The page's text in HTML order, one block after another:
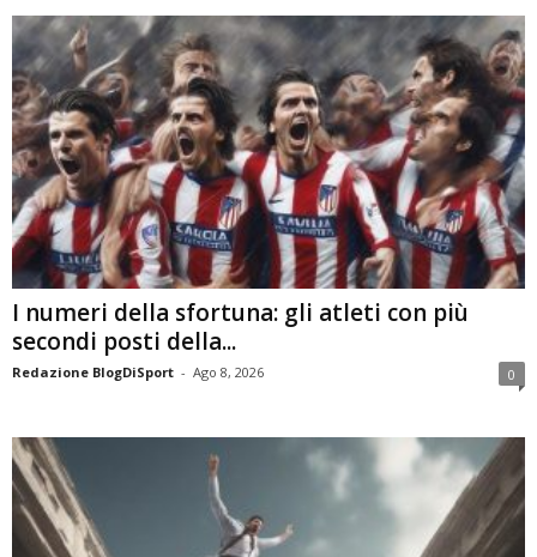
I numeri della sfortuna: gli atleti con più
secondi posti della...
Redazione BlogDiSport - Ago 8, 2026 0